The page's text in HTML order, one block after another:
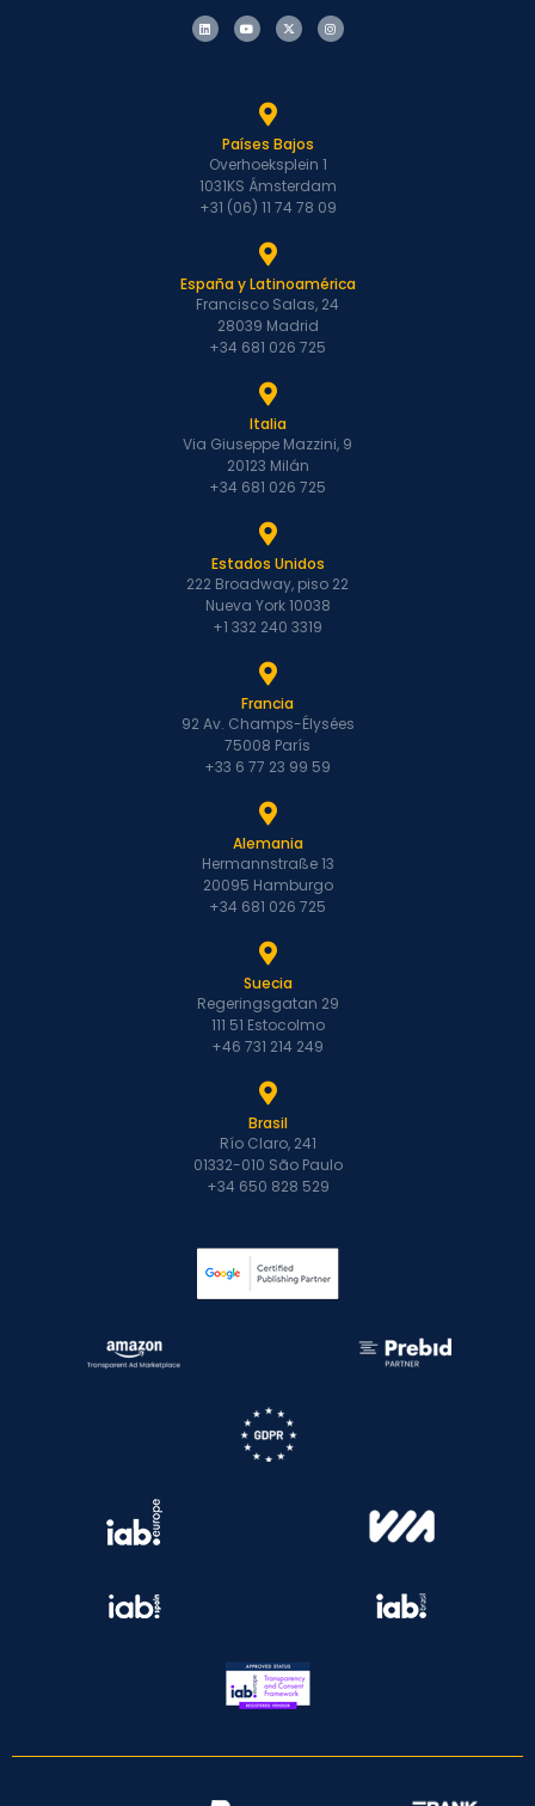
Países Bajos
Overhoeksplein 1
1031KS Ámsterdam
+31 (06) 11 74 78 09
España y Latinoamérica
Francisco Salas, 24
28039 Madrid
+34 681 026 725
Italia
Via Giuseppe Mazzini, 9
20123 Milán
+34 681 026 725
Estados Unidos
222 Broadway, piso 22
Nueva York 10038
+1 332 240 3319
Francia
92 Av. Champs-Élysées
75008 París
+33 6 77 23 99 59
Alemania
Hermannstraße 13
20095 Hamburgo
+34 681 026 725
Suecia
Regeringsgatan 29
111 51 Estocolmo
+46 731 214 249
Brasil
Río Claro, 241
01332-010 São Paulo
+34 650 828 529